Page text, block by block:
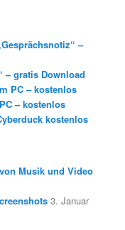
–
– gratis Download
PC – kostenlos
– kostenlos
kostenlos
Musik und Video
3. Januar